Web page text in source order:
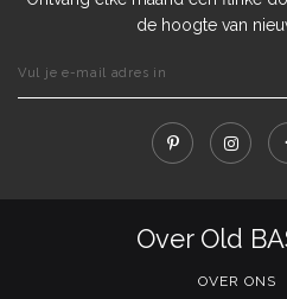
de hoogte van
Over Old
OVER ONS